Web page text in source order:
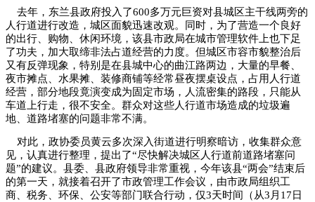
去年，东兰县政府投入了600多万元巨资对县城区主干线两旁的
人行道进行改造，城区面貌迅速改观。同时，为了营造一个良好
的出行、购物、休闲环境，该县市政局在城市管理软件上也下足
了功夫，加大取缔非法占道经营的力度。但城区市容市貌整治后
又有反弹现象，特别是在县城中心的曲江路两边，大量的早餐、
夜市摊点、水果摊、装修商铺等经常昼夜摆桌设点，占用人行道
经营，部分地段竟演变成为固定市场，人流密集的路段，只能从
车道上行走，很不安全。群众对这些人行道市场造成的垃圾遍
地、道路堵塞的问题非常不满。
对此，政协委员黄云多次深入街道进行明察暗访，收集群众意
见，认真进行整理，提出了“尽快解决城区人行道前道路堵塞问
题”的建议。县委、县政府领导非常重视，今年该县“两会”结束后
的第一天，就接着召开了市政管理工作会议，由市政局组织工
商、税务、环保、公安等部门联合行动，仅3天时间（从3月17日